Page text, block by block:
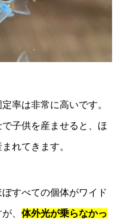
率は非常に高いです。
子供を産ませると、ほ
れてきます。
すべての個体がワイド
、 体外光が乗らなかっ